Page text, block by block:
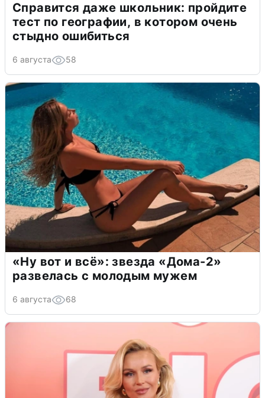
Справится даже школьник: пройдите
тест по географии, в котором очень
стыдно ошибиться
6 августа 58
«Ну вот и всё»: звезда «Дома-2»
развелась с молодым мужем
6 августа 68